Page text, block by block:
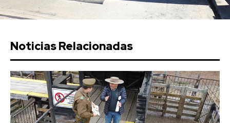
Noticias Relacionadas